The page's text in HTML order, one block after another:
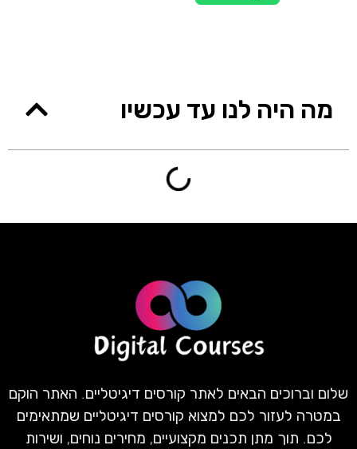
מה היה לנו עד עכשיו
שלום וברוכים הבאים לאתר קורסים דיגיטליים. האתר הוקם
במטרה לעזור לכם למצוא קורסים דיגיטליים שמתאימים
לכם. תוך מתן תכנים מקצועיים, מחירים נוחים, ושירות